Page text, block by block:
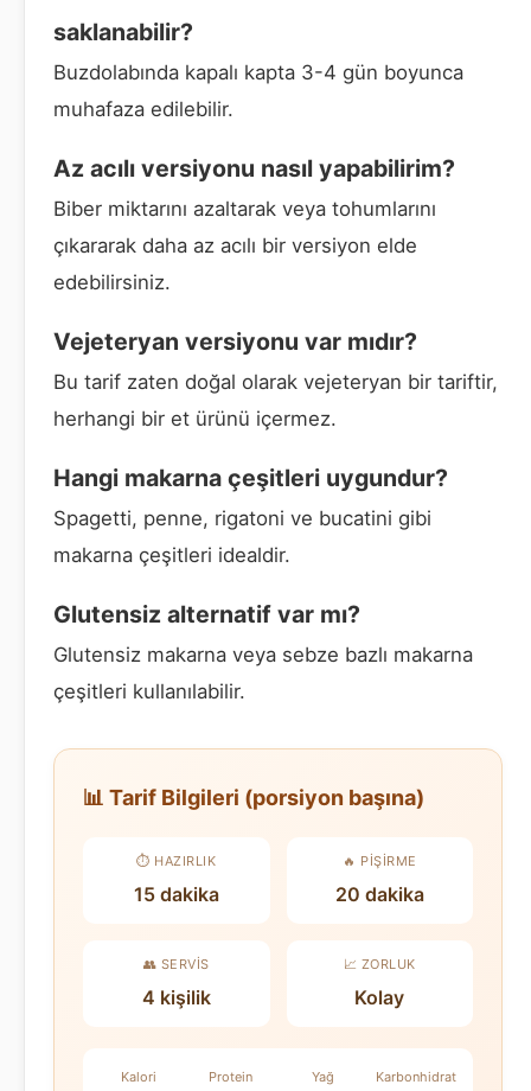
saklanabilir?
Buzdolabında kapalı kapta 3-4 gün boyunca
muhafaza edilebilir.
Az acılı versiyonu nasıl yapabilirim?
Biber miktarını azaltarak veya tohumlarını
çıkararak daha az acılı bir versiyon elde
edebilirsiniz.
Vejeteryan versiyonu var mıdır?
Bu tarif zaten doğal olarak vejeteryan bir tariftir,
herhangi bir et ürünü içermez.
Hangi makarna çeşitleri uygundur?
Spagetti, penne, rigatoni ve bucatini gibi
makarna çeşitleri idealdir.
Glutensiz alternatif var mı?
Glutensiz makarna veya sebze bazlı makarna
çeşitleri kullanılabilir.
📊 Tarif Bilgileri (porsiyon başına)
⏱️ HAZIRLIK
15 dakika
🔥 PIŞIRME
20 dakika
👥 SERVIS
4 kişilik
📈 ZORLUK
Kolay
Kalori Protein Yağ Karbonhidrat